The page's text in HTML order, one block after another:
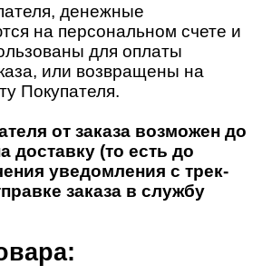
денежные
на персональном счете и
для оплаты
или возвращены на
Покупателя.
от заказа возможен до
доставку (то есть до
уведомления с трек-
заказа в службу